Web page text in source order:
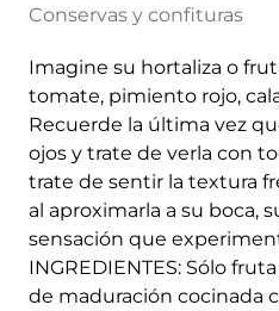
Conservas y confituras
Imagine su hortaliza o
tomate, pimiento rojo,
Recuerde la última vez
ojos y trate de verla con
trate de sentir la textura
al aproximarla a su boca,
sensación que
INGREDIENTES: Sólo
de maduración cocinada